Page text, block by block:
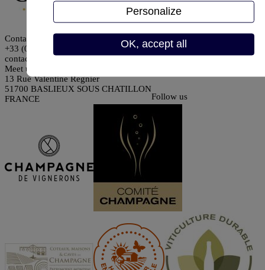
Contact us
+33 (0)6 70 27 11 41 or +33 (0)6 07 38 31 06
contact@champagne-guyremi.fr
Meet us
13 Rue Valentine Regnier
51700 BASLIEUX SOUS CHATILLON
FRANCE
Follow us
OK, accept all
Personalize